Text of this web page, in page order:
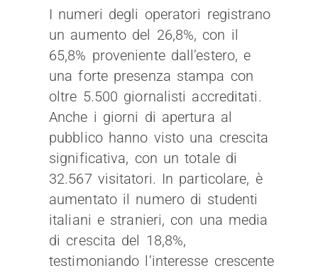
I numeri degli operatori registrano
un aumento del 26,8%, con il
65,8% proveniente dall’estero, e
una forte presenza stampa con
oltre 5.500 giornalisti accreditati.
Anche i giorni di apertura al
pubblico hanno visto una crescita
significativa, con un totale di
32.567 visitatori. In particolare, è
aumentato il numero di studenti
italiani e stranieri, con una media
di crescita del 18,8%,
testimoniando l’interesse crescente